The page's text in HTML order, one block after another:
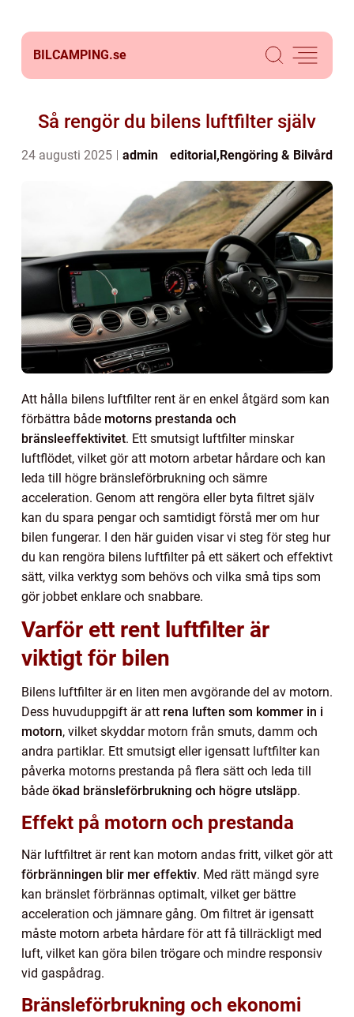
BILCAMPING.se
Så rengör du bilens luftfilter själv
24 augusti 2025 admin editorial,Rengöring & Bilvård
Att hålla bilens luftfilter rent är en enkel åtgärd som kan
förbättra både motorns prestanda och
bränsleeffektivitet. Ett smutsigt luftfilter minskar
luftflödet, vilket gör att motorn arbetar hårdare och kan
leda till högre bränsleförbrukning och sämre
acceleration. Genom att rengöra eller byta filtret själv
kan du spara pengar och samtidigt förstå mer om hur
bilen fungerar. I den här guiden visar vi steg för steg hur
du kan rengöra bilens luftfilter på ett säkert och effektivt
sätt, vilka verktyg som behövs och vilka små tips som
gör jobbet enklare och snabbare.
Varför ett rent luftfilter är
viktigt för bilen
Bilens luftfilter är en liten men avgörande del av motorn.
Dess huvuduppgift är att rena luften som kommer in i
motorn, vilket skyddar motorn från smuts, damm och
andra partiklar. Ett smutsigt eller igensatt luftfilter kan
påverka motorns prestanda på flera sätt och leda till
både ökad bränsleförbrukning och högre utsläpp.
Effekt på motorn och prestanda
När luftfiltret är rent kan motorn andas fritt, vilket gör att
förbränningen blir mer effektiv. Med rätt mängd syre
kan bränslet förbrännas optimalt, vilket ger bättre
acceleration och jämnare gång. Om filtret är igensatt
måste motorn arbeta hårdare för att få tillräckligt med
luft, vilket kan göra bilen trögare och mindre responsiv
vid gaspådrag.
Bränsleförbrukning och ekonomi